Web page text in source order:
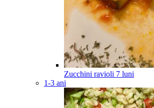
Zucchini ravioli 7 luni
1-3 ani